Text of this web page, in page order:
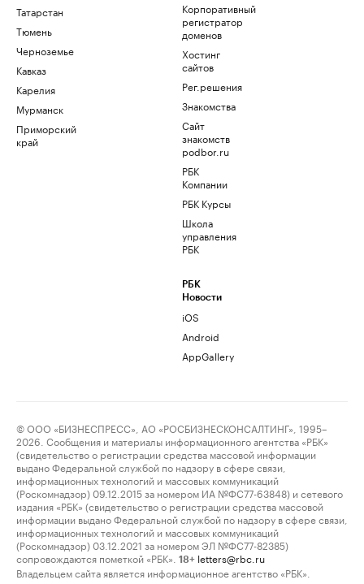
Татарстан
Тюмень
Черноземье
Кавказ
Карелия
Мурманск
Приморский
край
Корпоративный
регистратор
доменов
Хостинг
сайтов
Рег.решения
Знакомства
Сайт
знакомств
podbor.ru
РБК
Компании
РБК Курсы
Школа
управления
РБК
РБК
Новости
iOS
Android
AppGallery
© ООО «БИЗНЕСПРЕСС», АО «РОСБИЗНЕСКОНСАЛТИНГ», 1995–
2026. Сообщения и материалы информационного агентства «РБК»
(свидетельство о регистрации средства массовой информации
выдано Федеральной службой по надзору в сфере связи,
информационных технологий и массовых коммуникаций
(Роскомнадзор) 09.12.2015 за номером ИА №ФС77-63848) и сетевого
издания «РБК» (свидетельство о регистрации средства массовой
информации выдано Федеральной службой по надзору в сфере связи,
информационных технологий и массовых коммуникаций
(Роскомнадзор) 03.12.2021 за номером ЭЛ №ФС77-82385)
сопровождаются пометкой «РБК».
18+ letters@rbc.ru
Владельцем сайта является информационное агентство «РБК».